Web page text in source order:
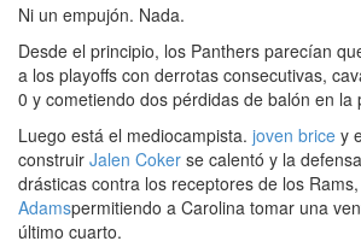
Ni un empujón. Nada.
Desde el principio, los Panthers parecían
a los playoffs con derrotas consecutivas,
0 y cometiendo dos pérdidas de balón en la
Luego está el mediocampista. joven brice y
construir Jalen Coker se calentó y la
drásticas contra los receptores de los
Adamspermitiendo a Carolina tomar una
último cuarto.